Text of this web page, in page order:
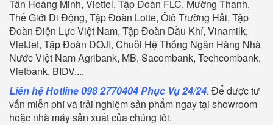
Tân Hoàng Minh, Viettel, Tập Đoàn FLC, Mường Thanh,
Thế Giới Di Động, Tập Đoàn Lotte, Ôtô Trường Hải, Tập
Đoàn Điện Lực Việt Nam, Tập Đoàn Dầu Khí, Vinamilk,
VietJet, Tập Đoàn DOJI, Chuỗi Hệ Thống Ngân Hàng Nhà
Nước Việt Nam Agribank, MB, Sacombank, Techcombank,
Vietbank, BIDV....
Liên hệ Hotline 098 2770404 Phục Vụ 24/24. Để được tư
vấn miễn phí và trải nghiệm sản phẩm ngay tại showroom
hoặc nhà máy sản xuất của chúng tôi.